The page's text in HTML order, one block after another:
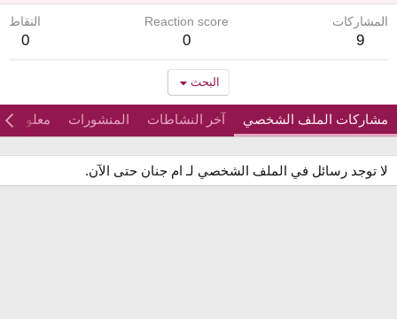
المشاركات
9
Reaction score
0
النقاط
0
البحث
مشاركات الملف الشخصي آخر النشاطات المنشورات معلومات
لا توجد رسائل في الملف الشخصي لـ ام جنان حتى الآن.